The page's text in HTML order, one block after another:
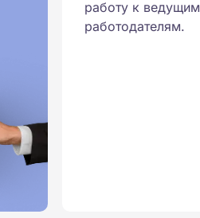
работу к ведущим
работодателям.